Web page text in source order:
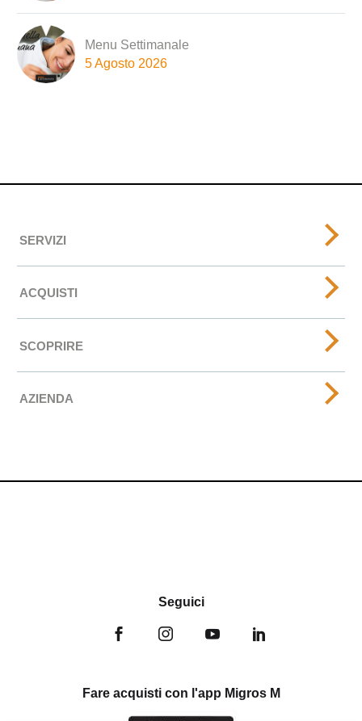
Menu Settimanale
5 Agosto 2026
SERVIZI
ACQUISTI
SCOPRIRE
AZIENDA
Seguici
Fare acquisti con l'app Migros M